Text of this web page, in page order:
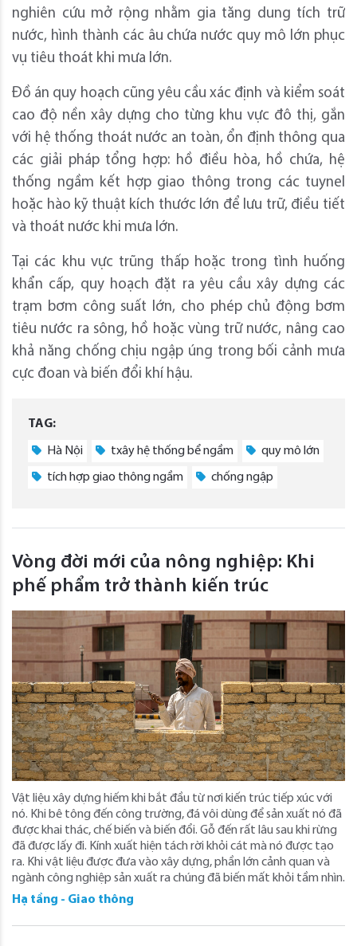
nghiên cứu mở rộng nhằm gia tăng dung tích trữ
nước, hình thành các âu chứa nước quy mô lớn phục
vụ tiêu thoát khi mưa lớn.
Đồ án quy hoạch cũng yêu cầu xác định và kiểm soát
cao độ nền xây dựng cho từng khu vực đô thị, gắn
với hệ thống thoát nước an toàn, ổn định thông qua
các giải pháp tổng hợp: hồ điều hòa, hồ chứa, hệ
thống ngầm kết hợp giao thông trong các tuynel
hoặc hào kỹ thuật kích thước lớn để lưu trữ, điều tiết
và thoát nước khi mưa lớn.
Tại các khu vực trũng thấp hoặc trong tình huống
khẩn cấp, quy hoạch đặt ra yêu cầu xây dựng các
trạm bơm công suất lớn, cho phép chủ động bơm
tiêu nước ra sông, hồ hoặc vùng trữ nước, nâng cao
khả năng chống chịu ngập úng trong bối cảnh mưa
cực đoan và biến đổi khí hậu.
TAG:
Hà Nội txây hệ thống bể ngầm quy mô lớn
tích hợp giao thông ngầm chống ngập
Vòng đời mới của nông nghiệp: Khi
phế phẩm trở thành kiến trúc
Vật liệu xây dựng hiếm khi bắt đầu từ nơi kiến ​​trúc tiếp xúc với
nó. Khi bê tông đến công trường, đá vôi dùng để sản xuất nó đã
được khai thác, chế biến và biến đổi. Gỗ đến rất lâu sau khi rừng
đã được lấy đi. Kính xuất hiện tách rời khỏi cát mà nó được tạo
ra. Khi vật liệu được đưa vào xây dựng, phần lớn cảnh quan và
ngành công nghiệp sản xuất ra chúng đã biến mất khỏi tầm nhìn.
Hạ tầng - Giao thông